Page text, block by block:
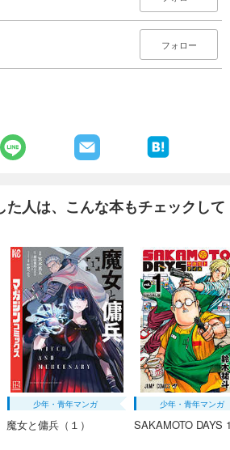
ンゴ― 31
ンゴ― 32
試し読み
表示する
ンゴ― 33
カート
試し読み
表示する
ンゴ― 34
フォロー
た人は、こんな本もチェックして
少年・青年マンガ
魔女と傭兵（１）
少年・青年マンガ
SAKAMOTO DAYS